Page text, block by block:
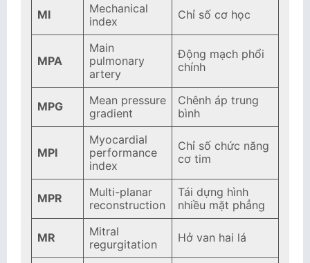
MI
Mechanical
index
Chỉ số cơ học
MPA
Main
pulmonary
artery
Động mạch phổi
chính
MPG
Mean pressure
gradient
Chênh áp trung
bình
MPI
Myocardial
performance
index
Chỉ số chức năng
cơ tim
MPR
Multi-planar
reconstruction
Tái dựng hình
nhiều mặt phẳng
MR
Mitral
regurgitation
Hở van hai lá